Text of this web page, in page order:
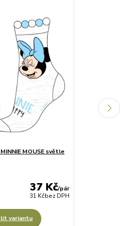
MOUSE světle
37 Kč/pár
31 Kčbez DPH
variantu